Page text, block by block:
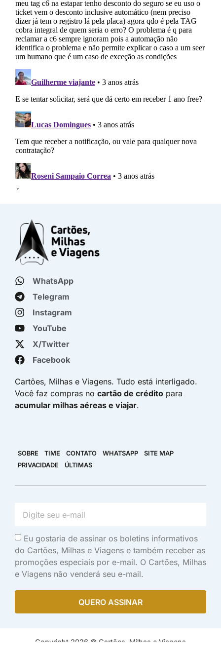
WhatsApp
Telegram
Instagram
YouTube
X/Twitter
Facebook
Cartões, Milhas e Viagens. Tudo está interligado.
Você faz compras no cartão de crédito para
acumular milhas aéreas e viajar.
SOBRE TIME CONTATO WHATSAPP
SITE MAP
PRIVACIDADE
ÚLTIMAS
Eu gostaria de assinar os boletins informativos
do Cartões, Milhas e Viagens e também receber as
promoções especiais por e-mail. O Cartões, Milhas
e Viagens não venderá seu e-mail.
QUERO ASSINAR
Copyright 2026 © Cartões, Milhas e Viagens